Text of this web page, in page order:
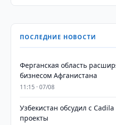
ПОСЛЕДНИЕ НОВОСТИ
Ферганская область
бизнесом Афганистана
11:15 · 07/08
Узбекистан обсудил с
проекты